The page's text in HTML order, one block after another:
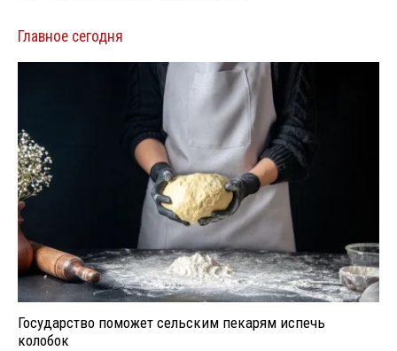
Главное сегодня
Государство поможет сельским пекарям испечь
колобок